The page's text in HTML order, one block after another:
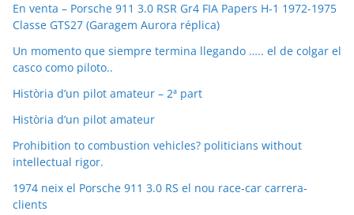
En venta – Porsche 911 3.0 RSR Gr4 FIA Papers H-1 1972-1975
Classe GTS27 (Garagem Aurora réplica)
Un momento que siempre termina llegando ….. el de colgar el
casco como piloto..
Història d’un pilot amateur – 2ª part
Història d’un pilot amateur
Prohibition to combustion vehicles? politicians without
intellectual rigor.
1974 neix el Porsche 911 3.0 RS el nou race-car carrera-
clients